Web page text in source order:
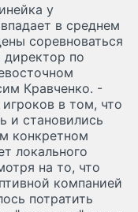
у
в среднем
соревноваться
по
Кравченко. -
в том, что
и становились
конкретном
локального
на то, что
компанией
потратить